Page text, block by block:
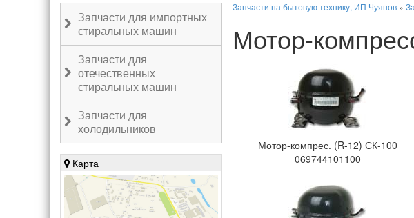
Запчасти для импортных
стиральных машин
Запчасти для
отечественных
стиральных машин
Запчасти для
холодильников
Карта
Запчасти на бытовую технику, ИП Чуянов »
Мотор-
Мотор-компрес. (R-12) СК-100
069744101100